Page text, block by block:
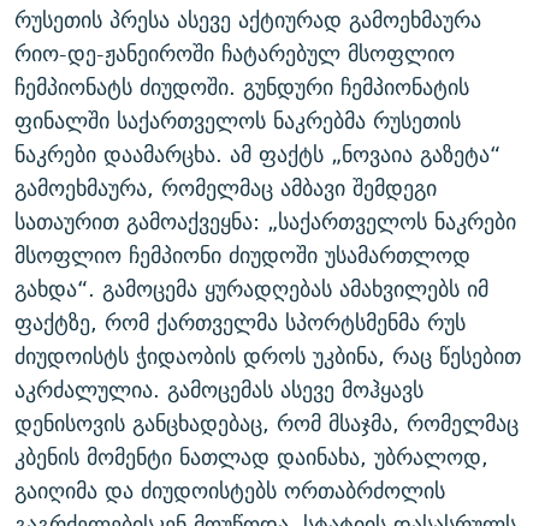
რუსეთის პრესა ასევე აქტიურად გამოეხმაურა
რიო-დე-ჟანეიროში ჩატარებულ მსოფლიო
ჩემპიონატს ძიუდოში. გუნდური ჩემპიონატის
ფინალში საქართველოს ნაკრებმა რუსეთის
ნაკრები დაამარცხა. ამ ფაქტს „ნოვაია გაზეტა“
გამოეხმაურა, რომელმაც ამბავი შემდეგი
სათაურით გამოაქვეყნა: „საქართველოს ნაკრები
მსოფლიო ჩემპიონი ძიუდოში უსამართლოდ
გახდა“. გამოცემა ყურადღებას ამახვილებს იმ
ფაქტზე, რომ ქართველმა სპორტსმენმა რუს
ძიუდოისტს ჭიდაობის დროს უკბინა, რაც წესებით
აკრძალულია. გამოცემას ასევე მოჰყავს
დენისოვის განცხადებაც, რომ მსაჯმა, რომელმაც
კბენის მომენტი ნათლად დაინახა, უბრალოდ,
გაიღიმა და ძიუდოისტებს ორთაბრძოლის